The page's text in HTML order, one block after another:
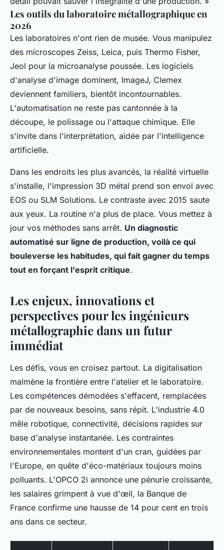
Les outils du laboratoire métallographique en
2026
Les laboratoires n'ont rien de musée. Vous manipulez
des microscopes Zeiss, Leica, puis Thermo Fisher,
Jeol pour la microanalyse poussée. Les logiciels
d'analyse d'image dominent, ImageJ, Clemex
deviennent familiers, bientôt incontournables.
L'automatisation ne reste pas cantonnée à la
découpe, le polissage ou l'attaque chimique. Elle
s'invite dans l'interprétation, aidée par l'intelligence
artificielle.
Dans les endroits les plus avancés, la réalité virtuelle
s'installe, l'impression 3D métal prend son envol avec
EOS ou SLM Solutions. Le contraste avec 2015 saute
aux yeux. La routine n'a plus de place. Vous mettez à
jour vos méthodes sans arrêt. Un diagnostic
automatisé sur ligne de production, voilà ce qui
bouleverse les habitudes, qui fait gagner du temps
tout en forçant l'esprit critique.
Les enjeux, innovations et
perspectives pour les ingénieurs
métallographie dans un futur
immédiat
Les défis, vous en croisez partout. La digitalisation
malmène la frontière entre l'atelier et le laboratoire.
Les compétences démodées s'effacent, remplacées
par de nouveaux besoins, sans répit. L'industrie 4.0
mêle robotique, connectivité, décisions rapides sur
base d'analyse instantanée. Les contraintes
environnementales montent d'un cran, guidées par
l'Europe, en quête d'éco-matériaux toujours moins
polluants. L'OPCO 2i annonce une pénurie croissante,
les salaires grimpent à vue d'œil, la Banque de
France confirme une hausse de 14 pour cent en trois
ans dans ce secteur.